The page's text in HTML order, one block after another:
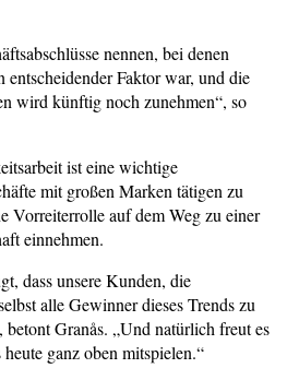
nennen, bei denen
entscheidender Faktor war, und die
wird künftig noch zunehmen“, so
ist eine wichtige
mit großen Marken tätigen zu
Vorreiterrolle auf dem Weg zu einer
einnehmen.
dass unsere Kunden, die
alle Gewinner dieses Trends zu
Granås. „Und natürlich freut es
ganz oben mitspielen.“